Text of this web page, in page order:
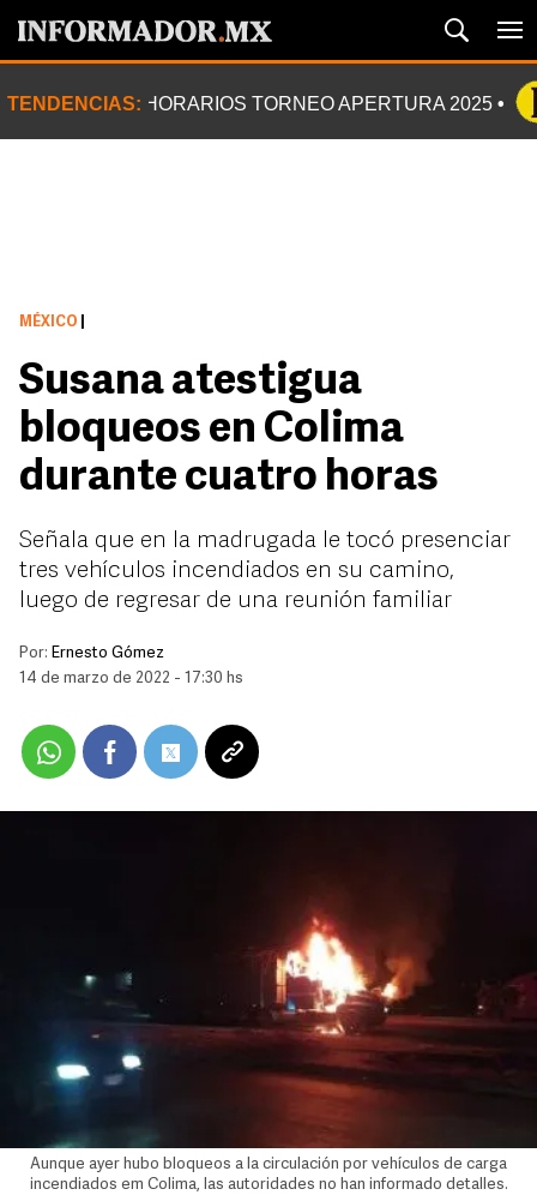
TENDENCIAS: HORARIOS TORNEO APERTURA 2025
MÉXICO
Susana atestigua
bloqueos en Colima
durante cuatro horas
Señala que en la madrugada le tocó presenciar
tres vehículos incendiados en su camino,
luego de regresar de una reunión familiar
Por: Ernesto Gómez
14 de marzo de 2022 - 17:30 hs
Aunque ayer hubo bloqueos a la circulación por vehículos de carga
incendiados em Colima, las autoridades no han informado detalles.